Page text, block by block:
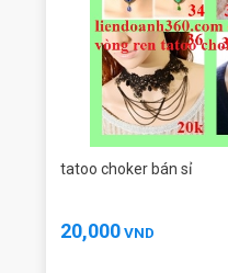
tatoo choker bán sỉ
20,000VND